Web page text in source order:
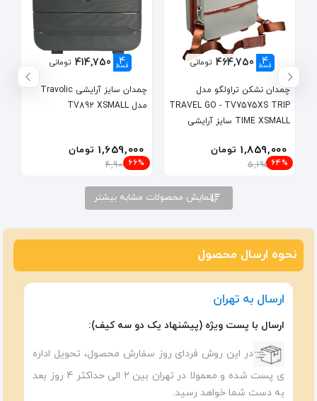
4
قسط 414,750 تومانی
چمدان سایز آرایشی Travolic
مدل TV892 XSMALL
1,659,000 تومان
4,900,000
66%
4
قسط 464,750 تومانی
چمدان نشکن تراولگو مدل
TRAVEL GO - TV7575XS TRIP
TIME XSMALL سایز آرایشی
1,859,000 تومان
5,195,000
64%
نمایش محصولات مشابه بیشتر
نحوه ارسال محصول
ارسال به تهران
ارسال با پست ویژه (پیشنهاد یک دو سه کیف):
در این روش فردای روز سفارش محصول، تحویل اداره
ی پست شده و معمولا در تهران بین ۲ الی حداکثر 4 روز بعد
به دست شما خواهد رسید.